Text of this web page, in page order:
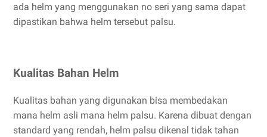
ada helm yang menggunakan no seri yang sama dapat
dipastikan bahwa helm tersebut palsu.
Kualitas Bahan Helm
Kualitas bahan yang digunakan bisa membedakan
mana helm asli mana helm palsu. Karena dibuat dengan
standard yang rendah, helm palsu dikenal tidak tahan